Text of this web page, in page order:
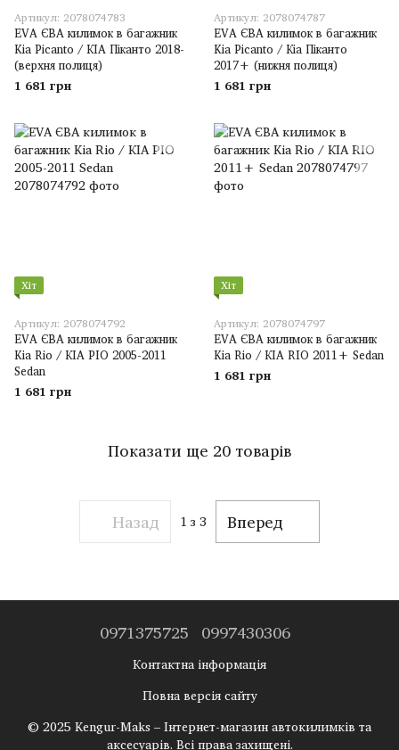
Артикул: 2078074783
EVA ЄВА килимок в багажник
Kia Picanto / КІА Піканто 2018-
(верхня полиця)
1 681 грн
Артикул: 2078074787
EVA ЄВА килимок в багажник
Kia Picanto / Кіа Піканто
2017+ (нижня полиця)
1 681 грн
Хіт
Артикул: 2078074792
EVA ЄВА килимок в багажник
Kia Rio / КІА РІО 2005-2011
Sedan
1 681 грн
Хіт
Артикул: 2078074797
EVA ЄВА килимок в багажник
Kia Rio / КІА RIO 2011+ Sedan
1 681 грн
Показати ще 20 товарів
Назад 1 з 3 Вперед
0971375725 0997430306
Контактна інформація
Повна версія сайту
© 2025 Kengur-Maks – Інтернет-магазин автокилимків та
аксесуарів. Всі права захищені.